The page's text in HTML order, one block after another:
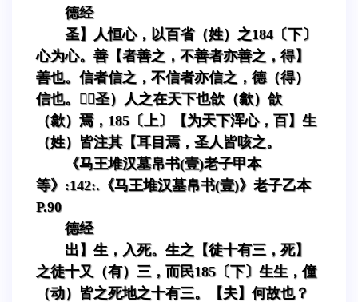
德经
圣】人恒心，以百省（姓）之184〔下〕
心为心。善【者善之，不善者亦善之，得】
善也。信者信之，不信者亦信之，德（得）
信也。（圣）人之在天下也欱（歙）欱
（歙）焉，185〔上〕【为天下浑心，百】生
（姓）皆注其【耳目焉，圣人皆咳之。
《马王堆汉墓帛书(壹)老子甲本
等》:142:.《马王堆汉墓帛书(壹)》老子乙本
P.90
德经
出】生，入死。生之【徒十有三，死】
之徒十又（有）三，而民185〔下〕生生，僮
（动）皆之死地之十有三。【夫】何故也？